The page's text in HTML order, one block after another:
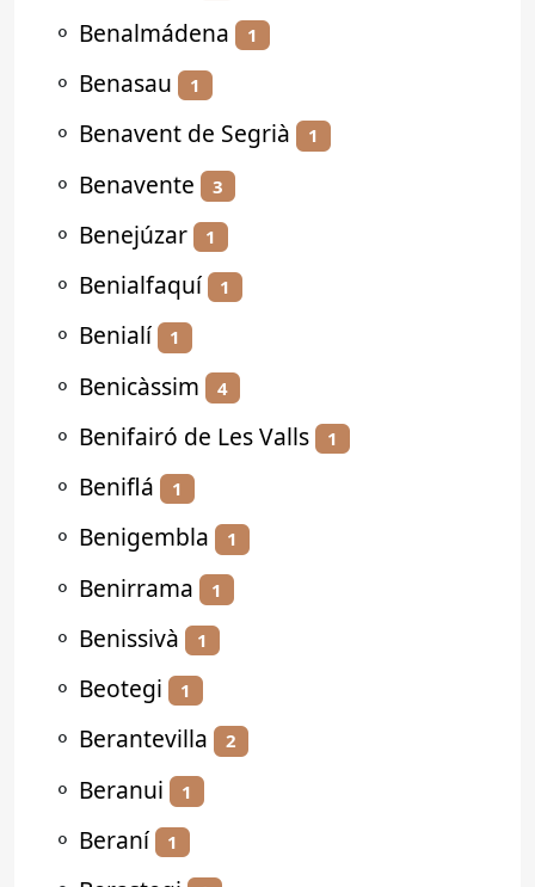
⚬ Benalmádena 1
⚬ Benasau 1
⚬ Benavent de Segrià 1
⚬ Benavente 3
⚬ Benejúzar 1
⚬ Benialfaquí 1
⚬ Benialí 1
⚬ Benicàssim 4
⚬ Benifairó de Les Valls 1
⚬ Beniflá 1
⚬ Benigembla 1
⚬ Benirrama 1
⚬ Benissivà 1
⚬ Beotegi 1
⚬ Berantevilla 2
⚬ Beranui 1
⚬ Beraní 1